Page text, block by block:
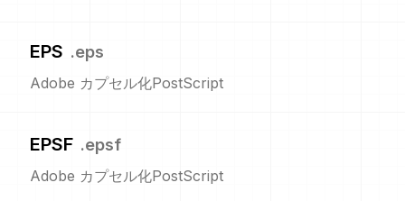
EPS .eps
Adobe カプセル化PostScript
EPSF .epsf
Adobe カプセル化PostScript